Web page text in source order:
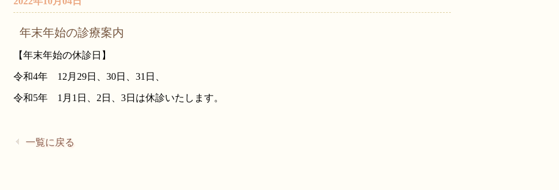
年末年始の診療案内
【年末年始の休診日】
令和4年 12月29日、30日、31日、
令和5年 1月1日、2日、3日は休診いたします。
一覧に戻る